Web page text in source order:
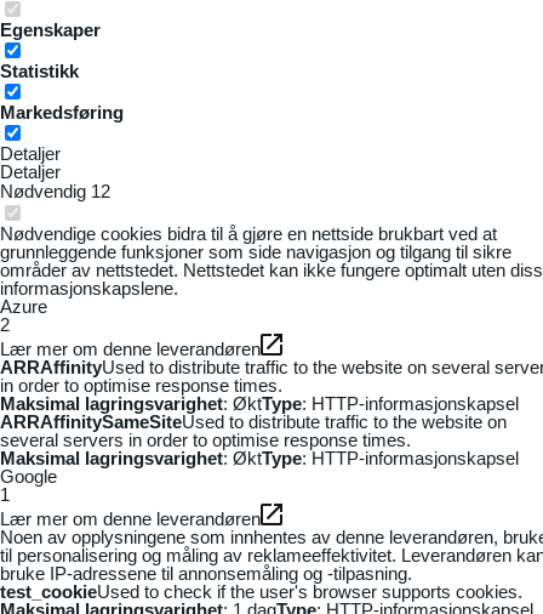
Egenskaper
Statistikk
Markedsføring
Detaljer
Detaljer
Nødvendig 12
Nødvendige cookies bidra til å gjøre en nettside brukbart ved at
grunnleggende funksjoner som side navigasjon og tilgang til sikre
områder av nettstedet. Nettstedet kan ikke fungere optimalt uten
informasjonskapslene.
Azure
2
Lær mer om denne leverandøren
ARRAffinityUsed to distribute traffic to the website on several
in order to optimise response times.
Maksimal lagringsvarighet: ØktType: HTTP-informasjonskapsel
ARRAffinitySameSiteUsed to distribute traffic to the website on
several servers in order to optimise response times.
Maksimal lagringsvarighet: ØktType: HTTP-informasjonskapsel
Google
1
Lær mer om denne leverandøren
Noen av opplysningene som innhentes av denne leverandøren,
til personalisering og måling av reklameeffektivitet. Leverandøren
bruke IP-adressene til annonsemåling og -tilpasning.
test_cookieUsed to check if the user's browser supports cookies.
Maksimal lagringsvarighet: 1 dagType: HTTP-informasjonskapsel